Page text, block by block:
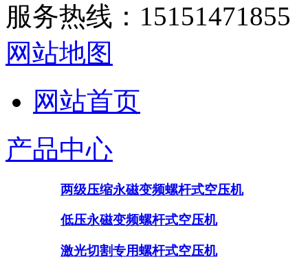
服务热线：15151471855
网站地图
网站首页
产品中心
两级压缩永磁变频螺杆式空压机
低压永磁变频螺杆式空压机
激光切割专用螺杆式空压机